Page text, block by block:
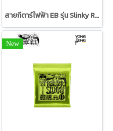
สายกีตาร์ไฟฟ้า EB รุ่น Slinky RPS Coated Titanium 09/42
New